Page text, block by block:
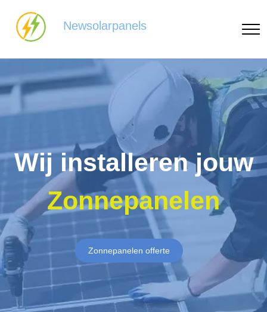
Newsolarpanels
Wij installeren jouw
Zonnepanelen
Zonnepanelen offerte